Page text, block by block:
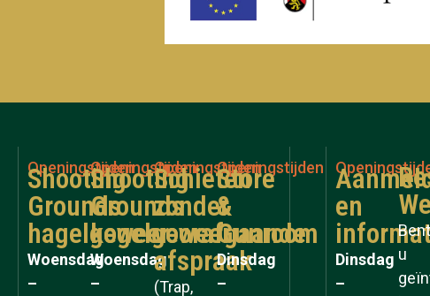
Openingstijden
Shooting
Grounds
hagelgeweer
Woensdag
–
Openingstijden
Shooting
Grounds
kogelgeweer
Woensdag
–
Openingstijden
Schieten
zonder
voorafgaande
afspraak
(Trap,
Openingstijden
Store
&
Gunroom
Dinsdag
–
en
Dinsdag
–
Bent
u